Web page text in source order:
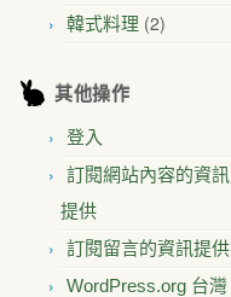
韓式料理 (2)
其他操作
登入
訂閱網站內容的資訊
提供
訂閱留言的資訊提供
WordPress.org 台灣